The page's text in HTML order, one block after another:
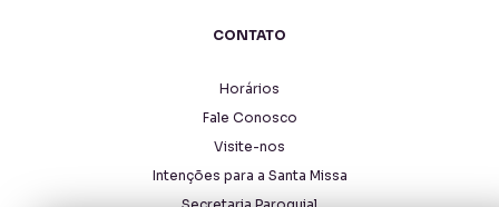
CONTATO
Horários
Fale Conosco
Visite-nos
Intenções para a Santa Missa